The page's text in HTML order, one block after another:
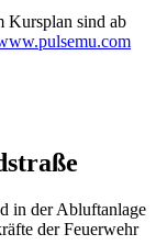
Kursplan sind ab
in der Abluftanlage
der Feuerwehr